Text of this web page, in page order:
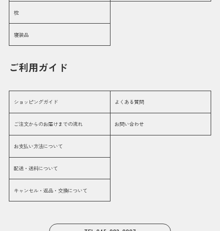
枕
寝装品
ご利用ガイド
ショッピングガイド
ご注文からのお届けまでの流れ
お支払い方法について
配送・送料について
キャンセル・返品・交換について
よくある質問
お問い合わせ